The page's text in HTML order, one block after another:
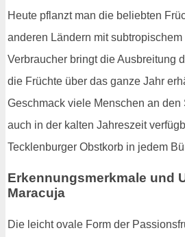
Heute pflanzt man die beliebten
anderen Ländern mit
Verbraucher bringt die Ausbreitung
die Früchte über das ganze Jahr
Geschmack viele Menschen an den
auch in der kalten Jahreszeit
Tecklenburger Obstkorb in jedem
Erkennungsmerkmale und
Maracuja
Die leicht ovale Form der